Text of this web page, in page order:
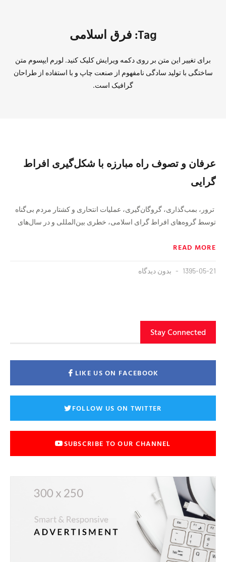
Tag: فرق اسلامی
برای تغییر این متن بر روی دکمه ویرایش کلیک کنید. لورم ایپسوم متن
ساختگی با تولید سادگی نامفهوم از صنعت چاپ و با استفاده از طراحان
گرافیک است.
عرفان و تصوف راه مبارزه با شکل‌گیری افراط‌
گرایی
ترور، بمب‌گذاری، گروگان‌گیری، عملیات انتحاری و کشتار مردم بی‌گناه
توسط گروه‌های افراط‌ گرای اسلامی، خطری بین‌المللی و در سال‌های
READ MORE
1395-05-21 بدون دیدگاه
Stay Connected
LIKE US ON FACEBOOK
FOLLOW US ON TWITTER
SUBSCRIBE TO OUR CHANNEL